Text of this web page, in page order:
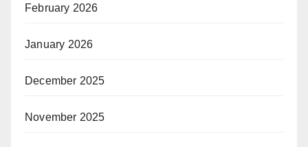
February 2026
January 2026
December 2025
November 2025